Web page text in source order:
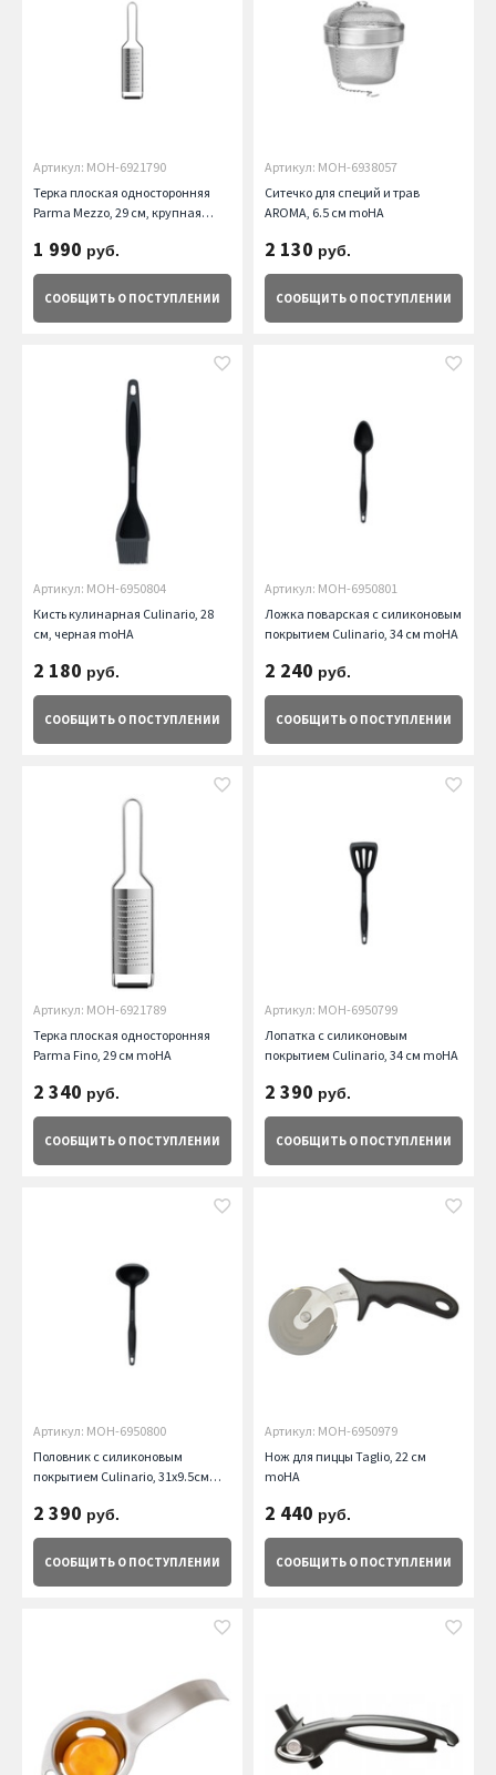
Артикул: MOH-6921790
Терка плоская односторонняя
Parma Mezzo, 29 см, крупная
1 990 руб.
СООБЩИТЬ О ПОСТУПЛЕНИИ
Артикул: MOH-6938057
Ситечко для специй и трав
AROMA, 6.5 см moHA
2 130 руб.
СООБЩИТЬ О ПОСТУПЛЕНИИ
Артикул: MOH-6950804
Кисть кулинарная Culinario, 28
см, черная moHA
2 180 руб.
СООБЩИТЬ О ПОСТУПЛЕНИИ
Артикул: MOH-6950801
Ложка поварская с силиконовым
покрытием Culinario, 34 см moHA
2 240 руб.
СООБЩИТЬ О ПОСТУПЛЕНИИ
Артикул: MOH-6921789
Терка плоская односторонняя
Parma Fino, 29 см moHA
2 340 руб.
СООБЩИТЬ О ПОСТУПЛЕНИИ
Артикул: MOH-6950799
Лопатка с силиконовым
покрытием Culinario, 34 см moHA
2 390 руб.
СООБЩИТЬ О ПОСТУПЛЕНИИ
Артикул: MOH-6950800
Половник c силиконовым
покрытием Culinario, 31х9.5см
2 390 руб.
СООБЩИТЬ О ПОСТУПЛЕНИИ
Артикул: MOH-6950979
Нож для пиццы Taglio, 22 см
moHA
2 440 руб.
СООБЩИТЬ О ПОСТУПЛЕНИИ